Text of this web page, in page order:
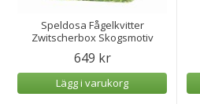
Speldosa Fågelkvitter
Zwitscherbox Skogsmotiv
649 kr
Lägg i varukorg